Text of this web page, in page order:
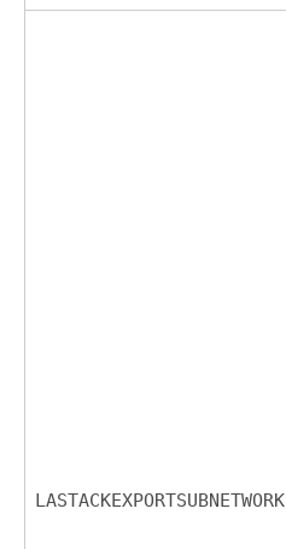
LASTACKEXPORTSUBNETWORK